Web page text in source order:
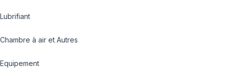
Lubrifiant
Chambre à air et Autres
Equipement